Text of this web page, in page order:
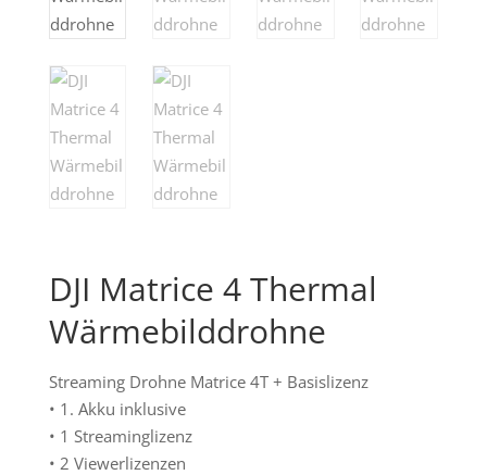
DJI Matrice 4 Thermal
Wärmebilddrohne
Streaming Drohne Matrice 4T + Basislizenz
• 1. Akku inklusive
• 1 Streaminglizenz
• 2 Viewerlizenzen